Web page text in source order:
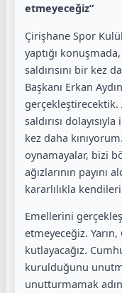
etmeyeceğiz”
Çirişhane Spor
yaptığı
saldırısını bir kez
Başkanı Erkan
gerçekleştirecektik.
saldırısı
kez daha
oynamayalar, bizi
ağızlarının payını
kararlılıkla
Emellerini
etmeyeceğiz. Yarın,
kutlayacağız.
kurulduğunu
unutturmamak